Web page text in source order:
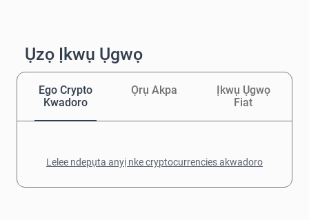
Ụzọ Ịkwụ Ụgwọ
Ego Crypto
Kwadoro
Ọrụ Akpa
Ịkwụ Ụgwọ
Fiat
Lelee ndepụta anyị nke cryptocurrencies akwadoro